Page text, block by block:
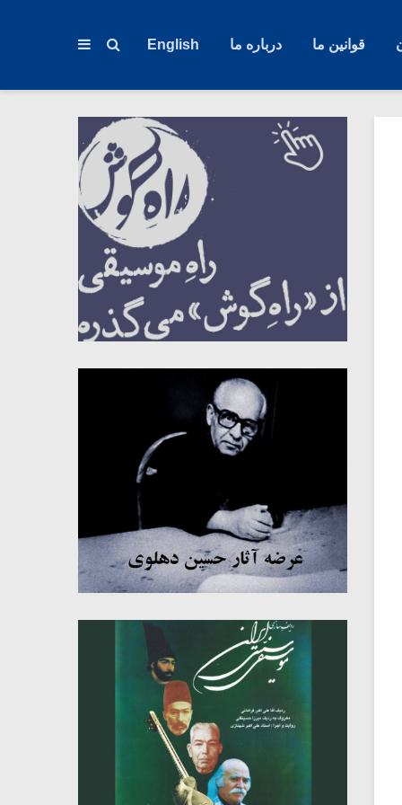
قوانین ما درباره ما English
میکلوش روژا